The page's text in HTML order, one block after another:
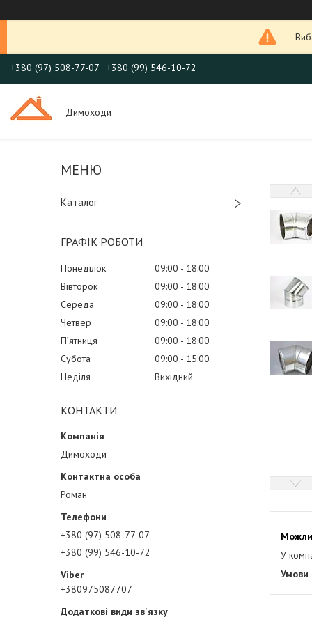
+380 (97) 508-77-07 +380 (99) 546-10-72
Димоходи
Каталог
ГРАФІК РОБОТИ
Понеділок 09:00
18:00
Вівторок
09:00
18:00
Середа
09:00
18:00
Четвер
09:00
18:00
Пʼятниця
09:00
18:00
Субота
09:00
15:00
Неділя
Вихідний
КОНТАКТИ
Димоходи
Роман
+380 (97) 508-77-07
+380 (99) 546-10-72
+380975087707
У